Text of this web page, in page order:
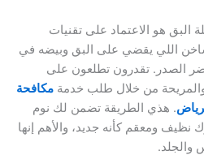
هو الاعتماد على تقنيات
اللي يقضي على البق وبيضه في
الصدر. تقدرون تطلعون على
والمريحة من خلال طلب خدمة مكافحة
. هذي الطريقة تضمن لك نوم
ومعقم كأنه جديد، والأهم إنها
والجلد.